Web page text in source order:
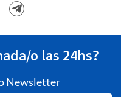
o las 24hs?
Newsletter